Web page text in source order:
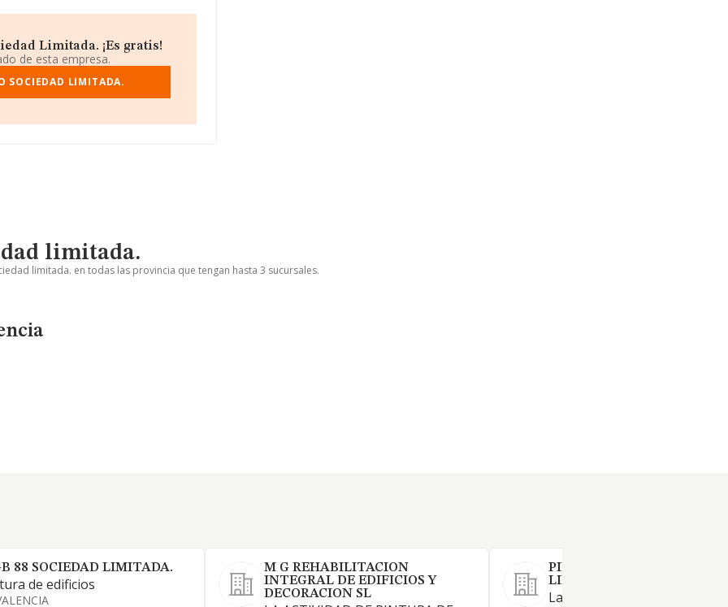
Limitada. ¡Es gratis!
de esta empresa.
SOCIEDAD LIMITADA.
limitada.
limitada. en todas las provincia que tengan hasta 3 sucursales.
88 SOCIEDAD LIMITADA.
de edificios
M G REHABILITACION
INTEGRAL DE EDIFICIOS Y
DECORACION SL
PINTURAS CAVERO
LIMITADA.
La sociedad tendrá por